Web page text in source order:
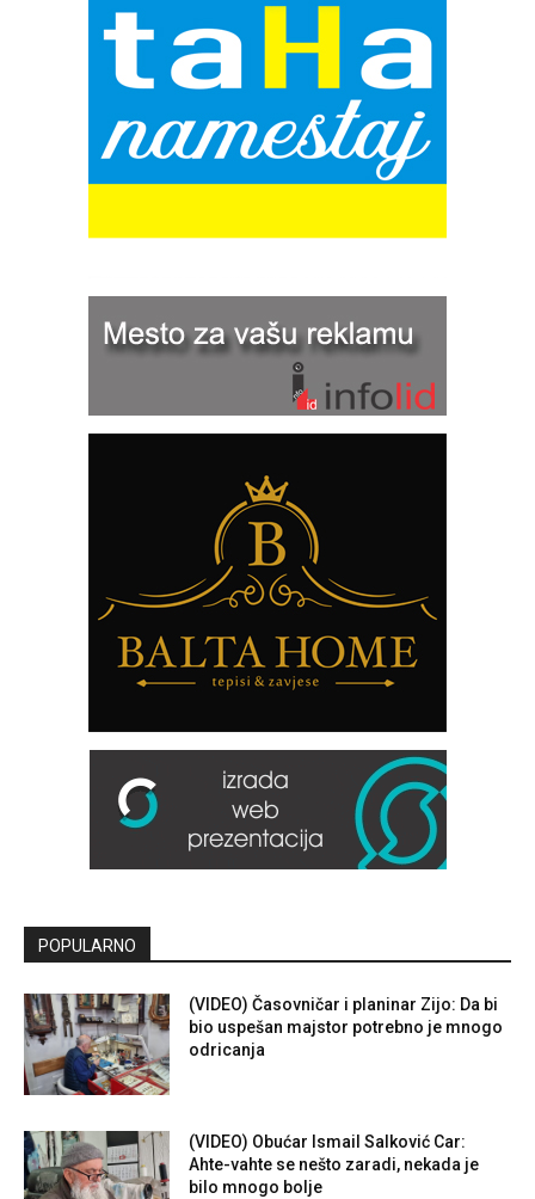
POPULARNO
(VIDEO) Časovničar i planinar Zijo: Da bi
bio uspešan majstor potrebno je mnogo
odricanja
(VIDEO) Obućar Ismail Salković Car:
Ahte-vahte se nešto zaradi, nekada je
bilo mnogo bolje